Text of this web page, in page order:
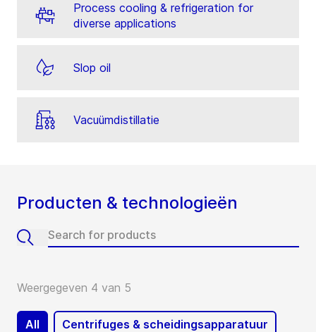
Process cooling & refrigeration for
diverse applications
Slop oil
Vacuümdistillatie
Producten & technologieën
Weergegeven 4 van 5
All Centrifuges & scheidingsapparatuur